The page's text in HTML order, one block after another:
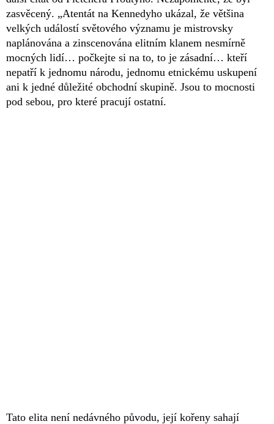
zasvěcený. „Atentát na Kennedyho ukázal, že většina
velkých událostí světového významu je mistrovsky
naplánována a zinscenována elitním klanem nesmírně
mocných lidí… počkejte si na to, to je zásadní… kteří
nepatří k jednomu národu, jednomu etnickému uskupení
ani k jedné důležité obchodní skupině. Jsou to mocnosti
pod sebou, pro které pracují ostatní.
Tato elita není nedávného původu, její kořeny sahají